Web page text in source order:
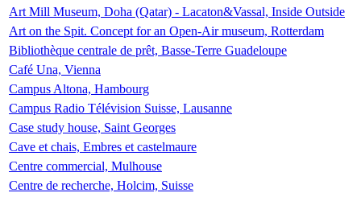
Art Mill Museum, Doha (Qatar) - Lacaton&Vassal, Inside Outside
Art on the Spit. Concept for an Open-Air museum, Rotterdam
Bibliothèque centrale de prêt, Basse-Terre Guadeloupe
Café Una, Vienna
Campus Altona, Hambourg
Campus Radio Télévision Suisse, Lausanne
Case study house, Saint Georges
Cave et chais, Embres et castelmaure
Centre commercial, Mulhouse
Centre de recherche, Holcim, Suisse